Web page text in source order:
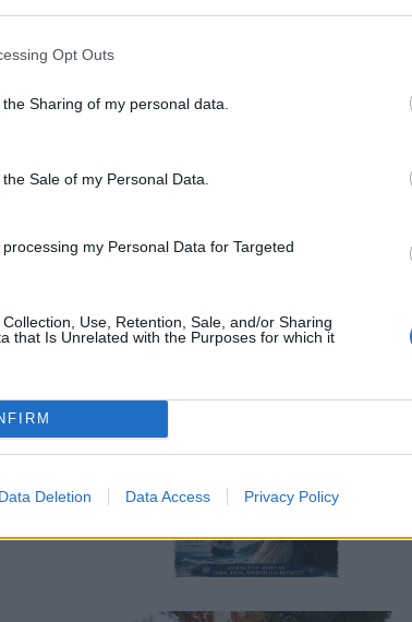
Opt Outs
Sharing of my personal data.
Sale of my Personal Data.
my Personal Data for Targeted
Use, Retention, Sale, and/or Sharing
that Is Unrelated with the Purposes for which it
Data Deletion Data Access Privacy Policy
έως 5
λιμάνι
στη
7 Αυγούστου